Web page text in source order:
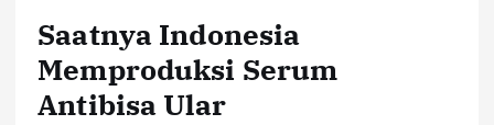
Saatnya Indonesia
Memproduksi Serum
Antibisa Ular